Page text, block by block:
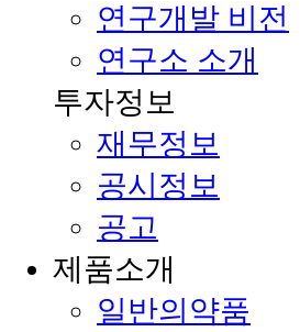
연구개발 비전
연구소 소개
투자정보
재무정보
공시정보
공고
제품소개
일반의약품